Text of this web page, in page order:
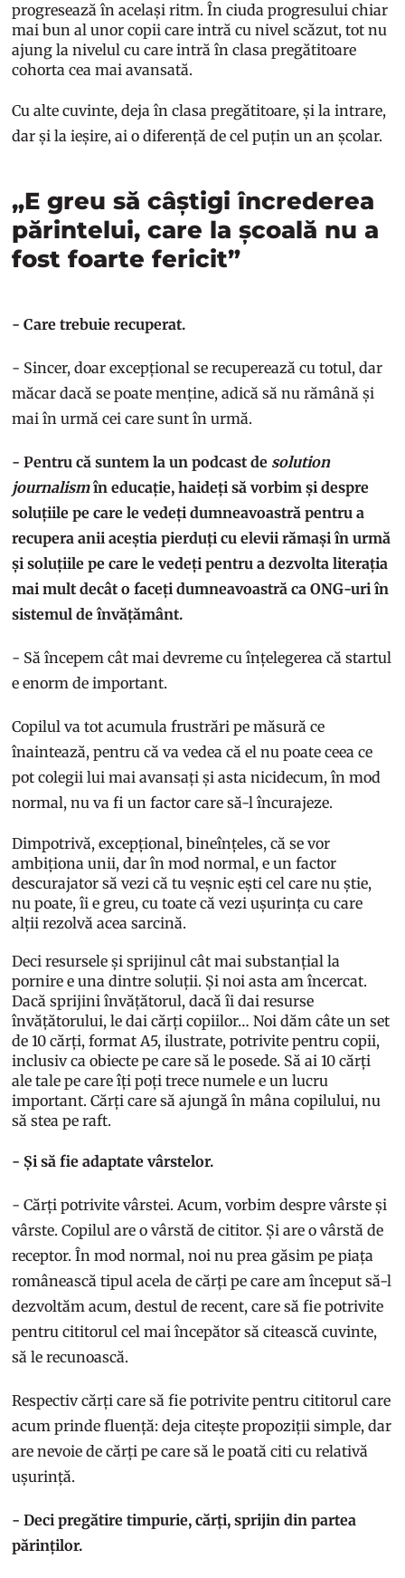
progresează în același ritm. În ciuda progresului chiar
mai bun al unor copii care intră cu nivel scăzut, tot nu
ajung la nivelul cu care intră în clasa pregătitoare
cohorta cea mai avansată.
Cu alte cuvinte, deja în clasa pregătitoare, și la intrare,
dar și la ieșire, ai o diferență de cel puțin un an școlar.
„E greu să câștigi încrederea
părintelui, care la școală nu a
fost foarte fericit”
- Care trebuie recuperat.
- Sincer, doar excepțional se recuperează cu totul, dar
măcar dacă se poate menține, adică să nu rămână și
mai în urmă cei care sunt în urmă.
- Pentru că suntem la un podcast de solution
journalismîn educație, haideți să vorbim și despre
soluțiile pe care le vedeți dumneavoastră pentru a
recupera anii aceștia pierduți cu elevii rămași în urmă
și soluțiile pe care le vedeți pentru a dezvolta literația
mai mult decât o faceți dumneavoastră ca ONG-uri în
sistemul de învățământ.
- Să începem cât mai devreme cu înțelegerea că startul
e enorm de important.
Copilul va tot acumula frustrări pe măsură ce
înaintează, pentru că va vedea că el nu poate ceea ce
pot colegii lui mai avansați și asta nicidecum, în mod
normal, nu va fi un factor care să-l încurajeze.
Dimpotrivă, excepțional, bineînțeles, că se vor
ambiționa unii, dar în mod normal, e un factor
descurajator să vezi că tu veșnic ești cel care nu știe,
nu poate, îi e greu, cu toate că vezi ușurința cu care
alții rezolvă acea sarcină.
Deci resursele și sprijinul cât mai substanțial la
pornire e una dintre soluții. Și noi asta am încercat.
Dacă sprijini învățătorul, dacă îi dai resurse
învățătorului, le dai cărți copiilor… Noi dăm câte un set
de 10 cărți, format A5, ilustrate, potrivite pentru copii,
inclusiv ca obiecte pe care să le posede. Să ai 10 cărți
ale tale pe care îți poți trece numele e un lucru
important. Cărți care să ajungă în mâna copilului, nu
să stea pe raft.
- Și să fie adaptate vârstelor.
- Cărți potrivite vârstei. Acum, vorbim despre vârste și
vârste. Copilul are o vârstă de cititor. Și are o vârstă de
receptor. În mod normal, noi nu prea găsim pe piața
românească tipul acela de cărți pe care am început să-l
dezvoltăm acum, destul de recent, care să fie potrivite
pentru cititorul cel mai începător să citească cuvinte,
să le recunoască.
Respectiv cărți care să fie potrivite pentru cititorul care
acum prinde fluență: deja citește propoziții simple, dar
are nevoie de cărți pe care să le poată citi cu relativă
ușurință.
- Deci pregătire timpurie, cărți, sprijin din partea
părinților.